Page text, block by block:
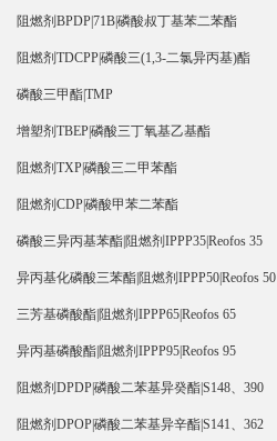
阻燃剂BPDP|71B|磷酸叔丁基苯二苯酯
阻燃剂TDCPP|磷酸三(1,3-二氯异丙基)酯
磷酸三甲酯|TMP
增塑剂TBEP|磷酸三丁氧基乙基酯
阻燃剂TXP|磷酸三二甲苯酯
阻燃剂CDP|磷酸甲苯二苯酯
磷酸三异丙基苯酯|阻燃剂IPPP35|Reofos 35
异丙基化磷酸三苯酯|阻燃剂IPPP50|Reofos 50
三芳基磷酸酯|阻燃剂IPPP65|Reofos 65
异丙基磷酸酯|阻燃剂IPPP95|Reofos 95
阻燃剂DPDP|磷酸二苯基异癸酯|S148、390
阻燃剂DPOP|磷酸二苯基异辛酯|S141、362